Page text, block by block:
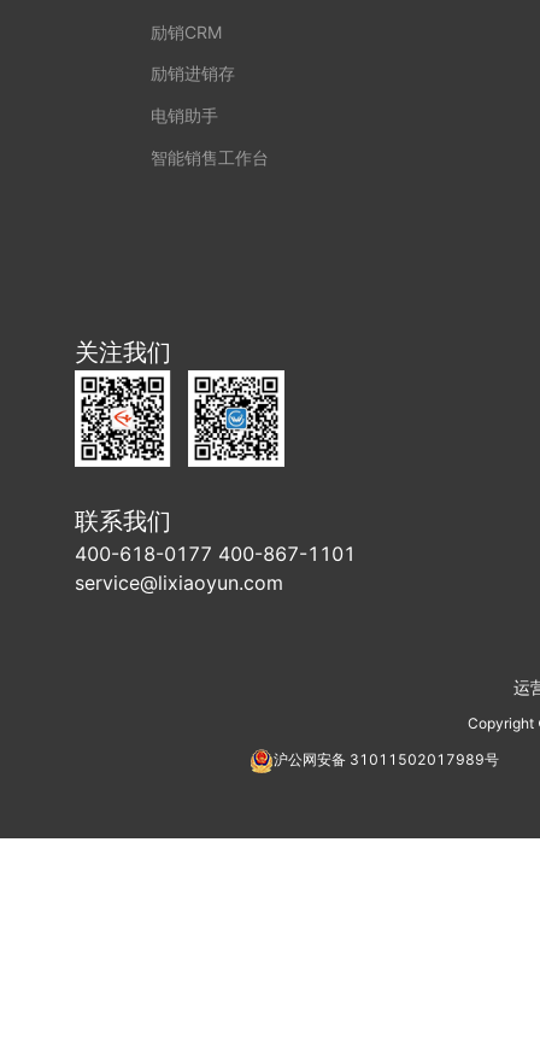
励销CRM
励销进销存
电销助手
智能销售工作台
关注我们
联系我们
400-618-0177 400-867-1101
service@lixiaoyun.com
运
沪公网安备 31011502017989号